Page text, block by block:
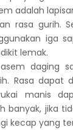
adalah
rasa gurih.
iga
lemak.
daging
Rasa dapat
manis
banyak, jika
kecap yang